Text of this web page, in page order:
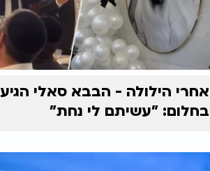
אחרי הילולה - הבבא סאלי הגיע
בחלום: "עשיתם לי נחת"